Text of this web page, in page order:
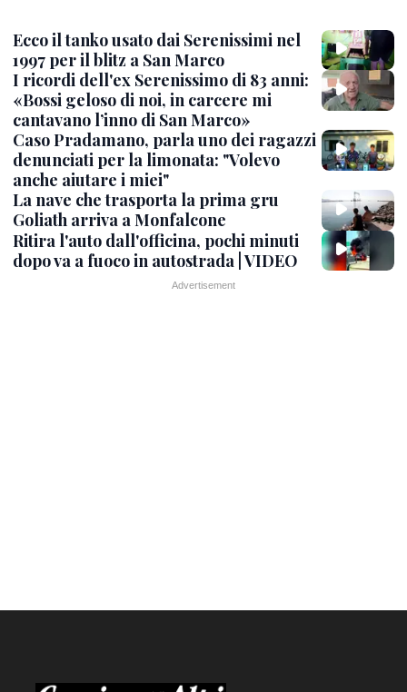
Ecco il tanko usato dai Serenissimi nel
1997 per il blitz a San Marco
I ricordi dell'ex Serenissimo di 83 anni:
«Bossi geloso di noi, in carcere mi
cantavano l’inno di San Marco»
Caso Pradamano, parla uno dei ragazzi
denunciati per la limonata: "Volevo
anche aiutare i miei"
La nave che trasporta la prima gru
Goliath arriva a Monfalcone
Ritira l'auto dall'officina, pochi minuti
dopo va a fuoco in autostrada | VIDEO